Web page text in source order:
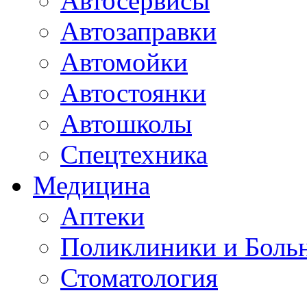
Автозаправки
Автомойки
Автостоянки
Автошколы
Спецтехника
Медицина
Аптеки
Поликлиники и
Стоматология